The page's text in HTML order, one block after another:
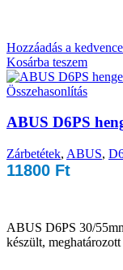
Hozzáadás a
Kosárba teszem
Összehasonlítás
ABUS D6PS
Zárbetétek, ABUS,
11800 Ft
ABUS D6PS 30/
készült,